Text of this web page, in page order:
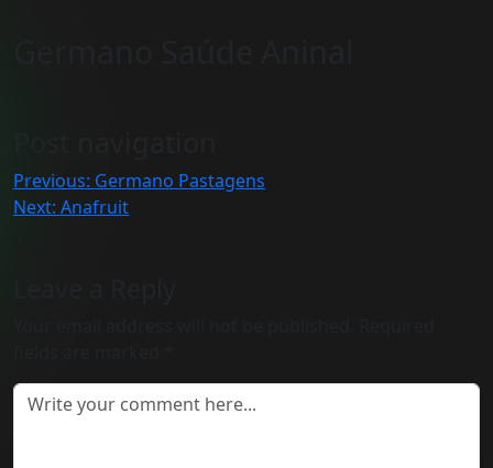
Previous: Germano Pastagens
Next: Anafruit